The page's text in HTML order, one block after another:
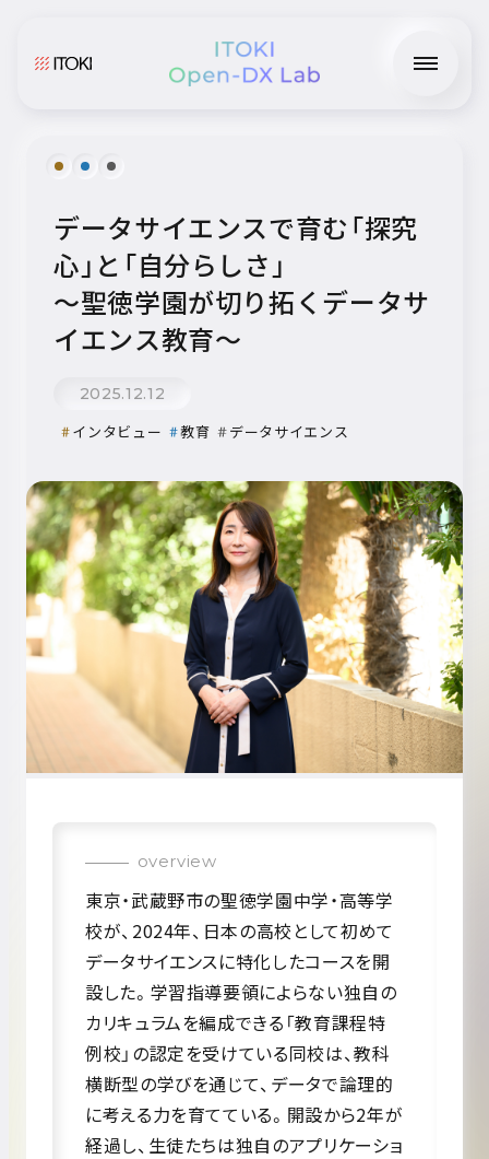
データサイエンスで育む「探究
心」と「自分らしさ」
〜聖徳学園が切り拓くデータサ
イエンス教育〜
2025.12.12
インタビュー 教育 データサイエンス
overview
東京・武蔵野市の聖徳学園中学・高等学
校が、2024年、日本の高校として初めて
データサイエンスに特化したコースを開
設した。学習指導要領によらない独自の
カリキュラムを編成できる「教育課程特
例校」の認定を受けている同校は、教科
横断型の学びを通じて、データで論理的
に考える力を育てている。開設から2年が
経過し、生徒たちは独自のアプリケーショ